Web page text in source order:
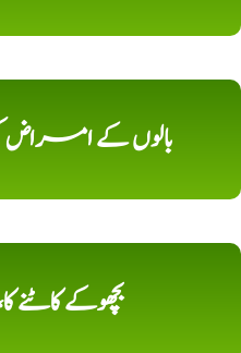
بالوں کے امراض
بچھوکے کاٹنے